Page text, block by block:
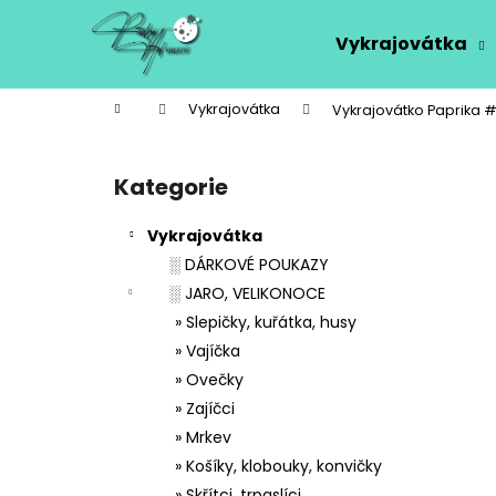
Vykrajovátka
Domů Vykrajovátka Vykrajovátko Paprika
Přeskočit
kategorie
Kategorie
Vykrajovátka
░ DÁRKOVÉ POUKAZY
░ JARO, VELIKONOCE
» Slepičky, kuřátka, husy
» Vajíčka
» Ovečky
» Zajíčci
» Mrkev
» Košíky, klobouky, konvičky
í
Zpět
do
Zpět
do